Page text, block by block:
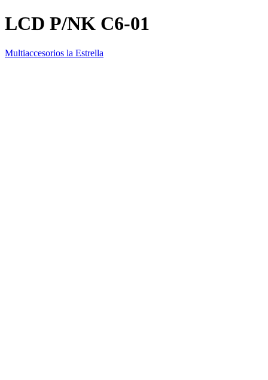
LCD P/NK C6-01
Multiaccesorios la Estrella